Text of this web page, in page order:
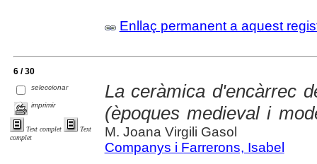
Enllaç permanent a aquest
6 / 30
seleccionar
imprimir
Text complet
Text
complet
La ceràmica d'encàrrec
(èpoques medieval i
M. Joana Virgili Gasol
Companys i Farrerons, Isabel